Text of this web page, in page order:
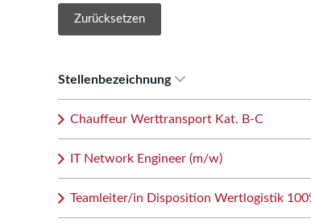
Zurücksetzen
Stellenbezeichnung
Chauffeur Werttransport Kat. B-C
IT Network Engineer (m/w)
Teamleiter/in Disposition Wertlogistik